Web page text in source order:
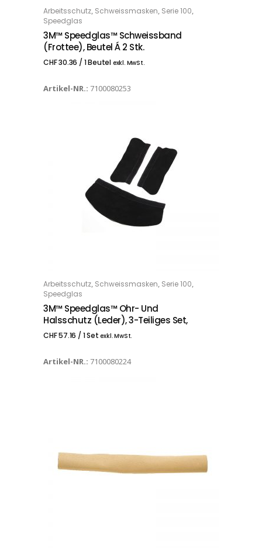
IN DEN WARENKORB
Arbeitsschutz, Schweissmasken, Serie 100,
Speedglas
3M™ Speedglas™ Schweissband
(Frottee), Beutel Á 2 Stk.
CHF30.36 / 1 Beutel exkl. MwSt.
Artikel-NR.: 7100080253
IN DEN WARENKORB
Arbeitsschutz, Schweissmasken, Serie 100,
Speedglas
3M™ Speedglas™ Ohr- Und
Halsschutz (Leder), 3-Teiliges Set,
CHF57.16 / 1 Setexkl. MwSt.
Artikel-NR.: 7100080224